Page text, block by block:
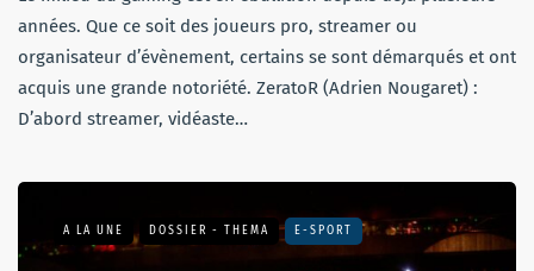
années. Que ce soit des joueurs pro, streamer ou
organisateur d’évènement, certains se sont démarqués et ont
acquis une grande notoriété. ZeratoR (Adrien Nougaret) :
D’abord streamer, vidéaste…
A LA UNE DOSSIER - THEMA E-SPORT